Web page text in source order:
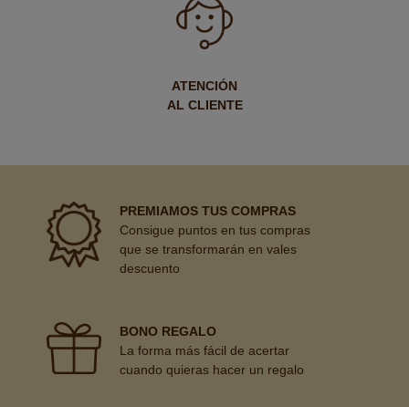
ATENCIÓN
AL CLIENTE
PREMIAMOS TUS COMPRAS
Consigue puntos en tus compras
que se transformarán en vales
descuento
BONO REGALO
La forma más fácil de acertar
cuando quieras hacer un regalo